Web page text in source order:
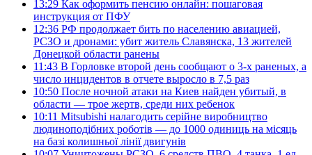
13:29 Как оформить пенсию онлайн: пошаговая
инструкция от ПФУ
12:36 РФ продолжает бить по населению авиацией,
РСЗО и дронами: убит житель Славянска, 13 жителей
Донецкой области ранены
11:43 В Горловке второй день сообщают о 3-х раненых, а
число инцидентов в отчете выросло в 7,5 раз
10:50 После ночной атаки на Киев найден убитый, в
области — трое жертв, среди них ребенок
10:11 Mitsubishi налагодить серійне виробництво
людиноподібних роботів — до 1000 одиниць на місяць
на базі колишньої лінії двигунів